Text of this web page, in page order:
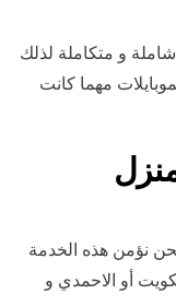
و متكاملة لذلك
مهما كانت
نؤمن هذه الخدمة
أو الاحمدي و